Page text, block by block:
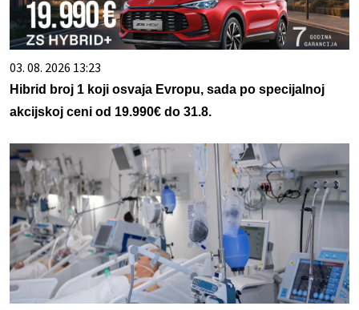
03. 08. 2026 13:23
Hibrid broj 1 koji osvaja Evropu, sada po specijalnoj
akcijskoj ceni od 19.990€ do 31.8.